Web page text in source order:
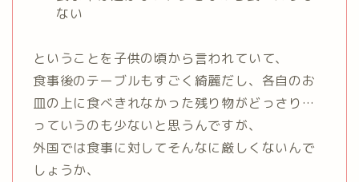
ない
ということを子供の頃から言われていて、
食事後のテーブルもすごく綺麗だし、各自のお
皿の上に食べきれなかった残り物がどっさり…
っていうのも少ないと思うんですが、
外国では食事に対してそんなに厳しくないんで
しょうか、